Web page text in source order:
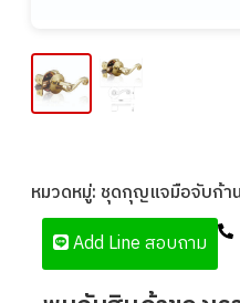
หมวดหมู่: ชุดกุญแจมือจับก้า
Add Line สอบถาม